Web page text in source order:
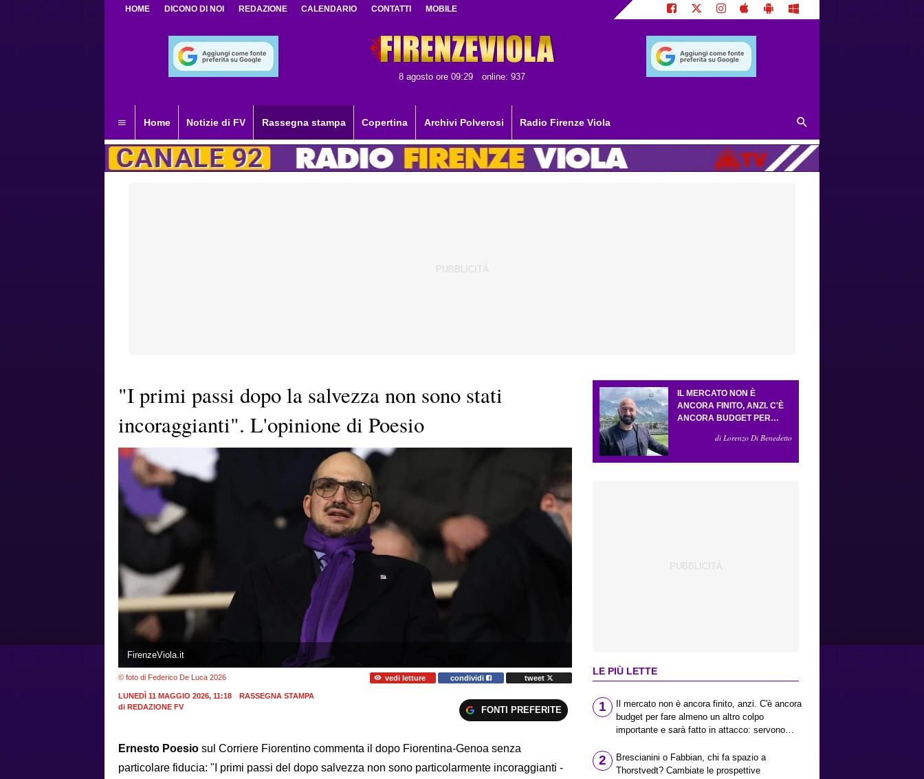
HOME DICONO DI NOI REDAZIONE CALENDARIO CONTATTI MOBILE
8 agosto ore 09:29 online: 937
Home Notizie di FV Rassegna stampa Copertina Archivi Polverosi Radio Firenze Viola
"I primi passi dopo la salvezza non sono stati
incoraggianti". L'opinione di Poesio
FirenzeViola.it
© foto di Federico De Luca 2026 vedi letture condividi tweet
LUNEDÌ 11 MAGGIO 2026, 11:18
RASSEGNA STAMPA
di REDAZIONE FV FONTI PREFERITE
Ernesto Poesio sul Corriere Fiorentino commenta il dopo Fiorentina-Genoa senza
particolare fiducia: "I primi passi del dopo salvezza non sono particolarmente incoraggianti -
IL MERCATO NON È
ANCORA FINITO, ANZI. C'È
ANCORA BUDGET PER
COLPO IMPORTANTE E
di Lorenzo Di Benedetto
LE PIÙ LETTE
1
Il mercato non è ancora finito, anzi. C'è ancora
budget per fare almeno un altro colpo
importante e sarà fatto in attacco: servono
il Bologna: caccia al giusto incastro
2
Brescianini o Fabbian, chi fa spazio a
Thorstvedt? Cambiate le prospettive